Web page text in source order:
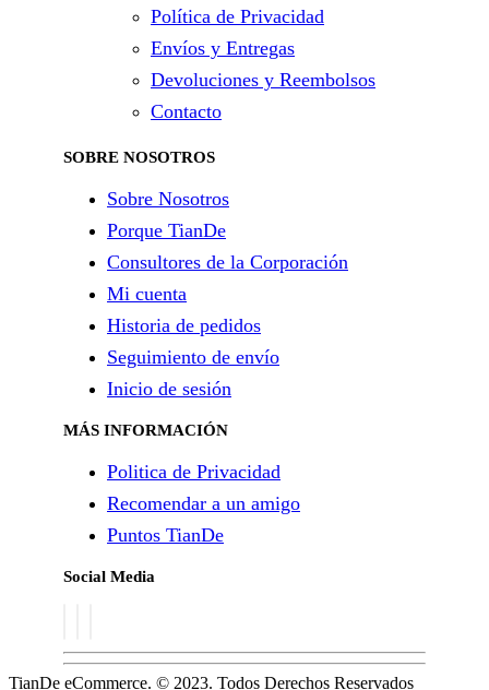
Política de Privacidad
Envíos y Entregas
Devoluciones y Reembolsos
Contacto
SOBRE NOSOTROS
Sobre Nosotros
Porque TianDe
Consultores de la Corporación
Mi cuenta
Historia de pedidos
Seguimiento de envío
Inicio de sesión
MÁS INFORMACIÓN
Politica de Privacidad
Recomendar a un amigo
Puntos TianDe
Social Media
TianDe eCommerce. © 2023. Todos Derechos Reservados